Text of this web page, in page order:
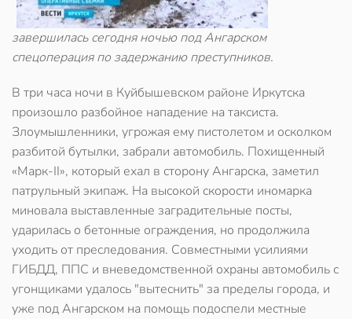
завершилась сегодня ночью под Ангарском
спецоперация по задержанию преступников.
В три часа ночи в Куйбышевском районе Иркутска
произошло разбойное нападение на таксиста.
Злоумышленники, угрожая ему пистолетом и осколком
разбитой бутылки, забрали автомобиль. Похищенный
«Марк-II», который ехал в сторону Ангарска, заметил
патрульный экипаж. На высокой скорости иномарка
миновала выставленные заградительные посты,
ударилась о бетонные ограждения, но продолжила
уходить от преследования. Совместными усилиями
ГИБДД, ППС и вневедомственной охраны автомобиль с
угонщиками удалось "вытеснить" за пределы города, и
уже под Ангарском на помощь подоспели местные